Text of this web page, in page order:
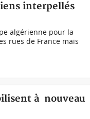
interpellés
algérienne pour la
rues de France mais
à nouveau